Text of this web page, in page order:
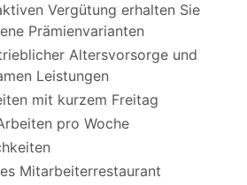
Vergütung erhalten Sie
Prämienvarianten
Altersvorsorge und
Leistungen
mit kurzem Freitag
pro Woche
Mitarbeiterrestaurant